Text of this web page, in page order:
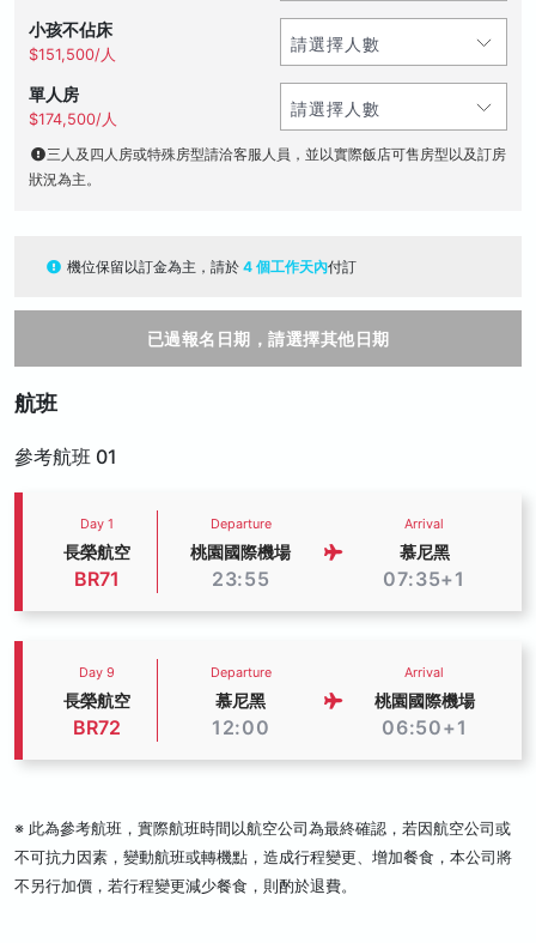
小孩不佔床
$151,500/人
單人房
$174,500/人
三人及四人房或特殊房型請洽客服人員，並以實際飯店可售房型以及訂房
狀況為主。
機位保留以訂金為主，請於 4 個工作天內付訂
已過報名日期，請選擇其他日期
航班
參考航班 01
Day 1
長榮航空
BR71
Departure
桃園國際機場
23:55
Arrival
慕尼黑
07:35+1
Day 9
長榮航空
BR72
Departure
慕尼黑
12:00
Arrival
桃園國際機場
06:50+1
※ 此為參考航班，實際航班時間以航空公司為最終確認，若因航空公司或
不可抗力因素，變動航班或轉機點，造成行程變更、增加餐食，本公司將
不另行加價，若行程變更減少餐食，則酌於退費。